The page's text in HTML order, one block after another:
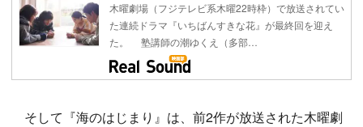
木曜劇場（フジテレビ系木曜22時枠）で放送されてい
た連続ドラマ『いちばんすきな花』が最終回を迎え
た。 塾講師の潮ゆくえ（多部…
そして『海のはじまり』は、前2作が放送された木曜劇